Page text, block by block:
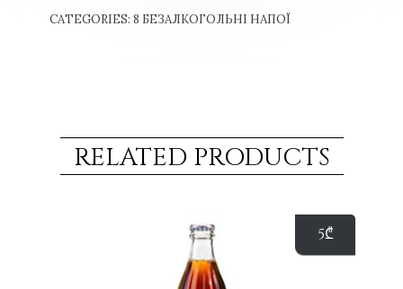
CATEGORIES: 8 БЕЗАЛКОГОЛЬНІ НАПОЇ
RELATED PRODUCTS
5₾